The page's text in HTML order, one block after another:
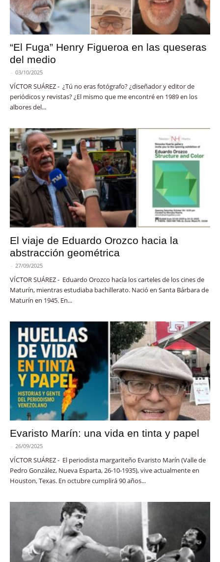
“El Fuga” Henry Figueroa en las queseras
del medio
- 03/10/2025
VÍCTOR SUÁREZ - ¿Tú no eras fotógrafo? ¿diseñador y editor de
periódicos y revistas? ¿El mismo que me encontré en 1989 en los
albores del...
El viaje de Eduardo Orozco hacia la
abstracción geométrica
- 27/09/2025
VÍCTOR SUÁREZ - Eduardo Orozco hacía los carteles de los cines de
Maturín, mientras estudiaba bachillerato. Nació en Santa Bárbara de
Maturín en 1945. En...
Evaristo Marín: una vida en tinta y papel
- 26/09/2025
VÍCTOR SUÁREZ - El periodista margariteño Evaristo Marín (Valle de
Pedro González, Nueva Esparta, 26-10-1935), vive actualmente en
Houston, Texas. En octubre cumplirá 90 años...